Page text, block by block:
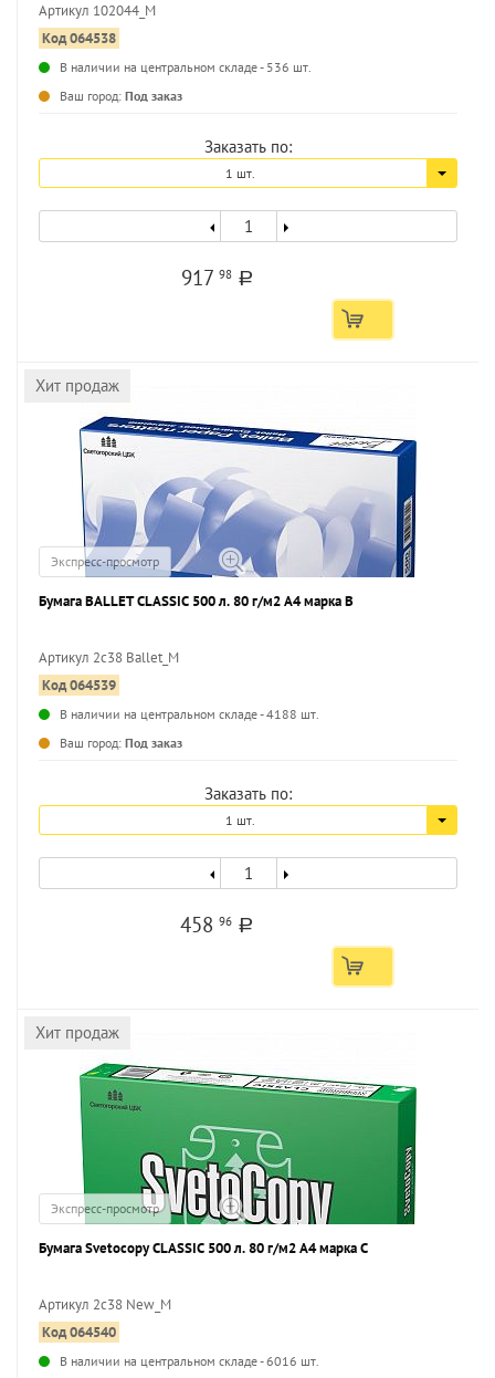
Артикул 102044_M
Код 064538
В наличии на центральном складе - 536 шт.
Ваш город: Под заказ
Заказать по:
1 шт.
917 98 a
Хит продаж
Экспресс-просмотр
Бумага BALLET CLASSIC 500 л. 80 г/м2 А4 марка В
Артикул 2с38 Ballet_M
Код 064539
В наличии на центральном складе - 4188 шт.
Ваш город: Под заказ
Заказать по:
1 шт.
45896 a
Хит продаж
Экспресс-просмотр
Бумага Svetocopy CLASSIC 500 л. 80 г/м2 А4 марка С
Артикул 2с38 New_M
Код 064540
В наличии на центральном складе - 6016 шт.